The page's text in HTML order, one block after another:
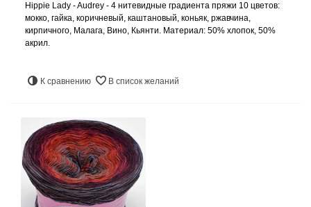
Hippie Lady - Audrey - 4 нитевидные градиента пряжи 10 цветов:
мокко, гайка, коричневый, каштановый, коньяк, ржавчина,
кирпичного, Малага, Вино, Кьянти. Материал: 50% хлопок, 50%
акрил.
К сравнению В список желаний